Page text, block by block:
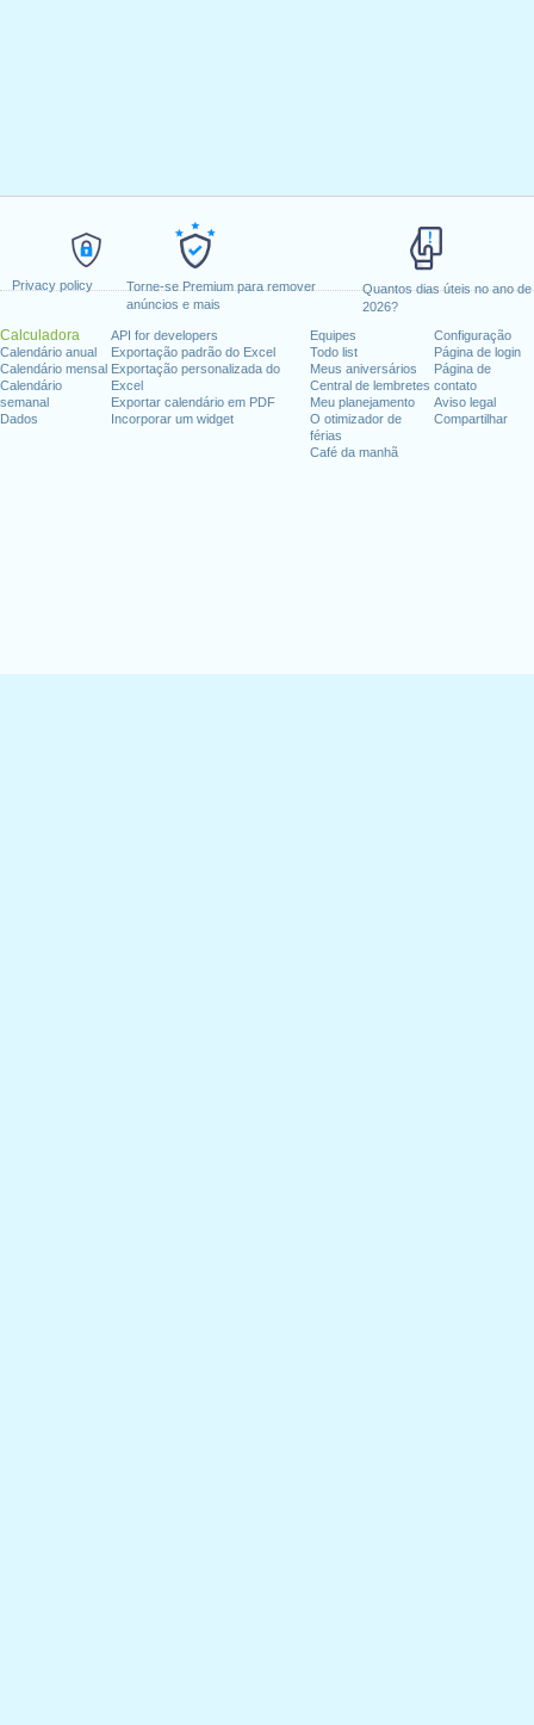
Privacy policy
Torne-se Premium para remover
anúncios e mais
Quantos dias úteis no ano de
2026?
Calculadora
Calendário anual
Calendário mensal
Calendário
semanal
Dados
API for developers
Exportação padrão do Excel
Exportação personalizada do
Excel
Exportar calendário em PDF
Incorporar um widget
Equipes
Todo list
Meus aniversários
Central de lembretes
Meu planejamento
O otimizador de
férias
Café da manhã
Configuração
Página de login
Página de
contato
Aviso legal
Compartilhar